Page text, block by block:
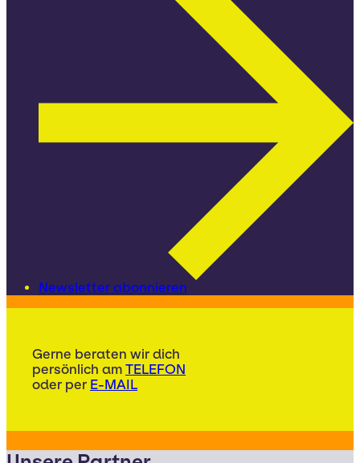
Newsletter abonnieren
Gerne beraten wir dich
persönlich am TELEFON
oder per E-MAIL